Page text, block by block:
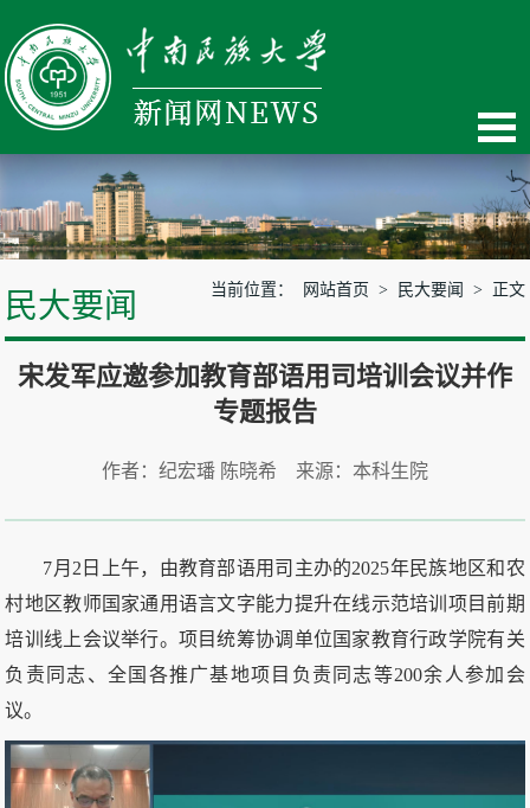
民大要闻 当前位置： 网站首页 > 民大要闻 > 正文
宋发军应邀参加教育部语用司培训会议并作
专题报告
作者：纪宏璠 陈晓希 来源：本科生院
7月2日上午，由教育部语用司主办的2025年民族地区和农
村地区教师国家通用语言文字能力提升在线示范培训项目前期
培训线上会议举行。项目统筹协调单位国家教育行政学院有关
负责同志、全国各推广基地项目负责同志等200余人参加会
议。